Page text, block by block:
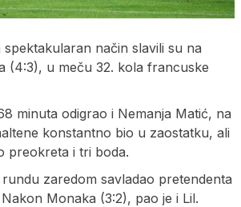
spektakularan način slavili su na
(4:3), u meču 32. kola francuske
minuta odigrao i Nemanja Matić, na
konstantno bio u zaostatku, ali
preokreta i tri boda.
zaredom savladao pretendenta
Monaka (3:2), pao je i Lil.